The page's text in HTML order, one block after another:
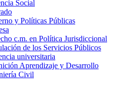
Social
y Políticas Públicas
c.m. en Política Jurisdiccional
de los Servicios Públicos
universitaria
Aprendizaje y Desarrollo
Civil